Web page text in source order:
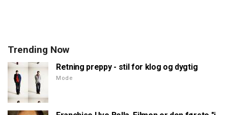
Trending Now
Retning preppy - stil for klog og dygtig
Mode